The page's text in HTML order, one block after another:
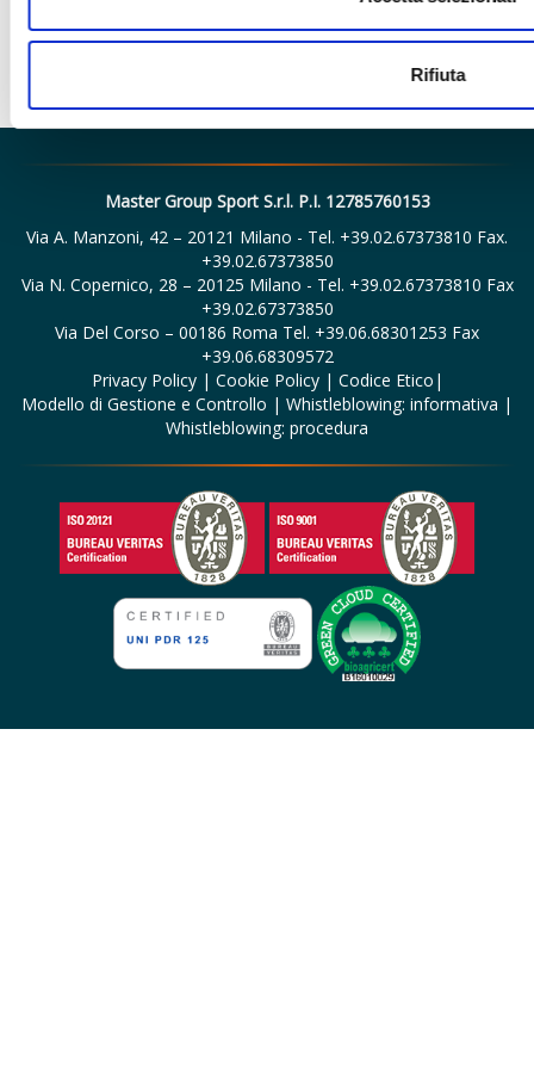
Rifiuta
Master Group Sport S.r.l. P.I. 12785760153
Via A. Manzoni, 42 – 20121 Milano - Tel. +39.02.67373810 Fax.
+39.02.67373850
Via N. Copernico, 28 – 20125 Milano - Tel. +39.02.67373810 Fax
+39.02.67373850
Via Del Corso – 00186 Roma Tel. +39.06.68301253 Fax
+39.06.68309572
Privacy Policy| Cookie Policy| Codice Etico |
Modello di Gestione e Controllo | Whistleblowing: informativa |
Whistleblowing: procedura